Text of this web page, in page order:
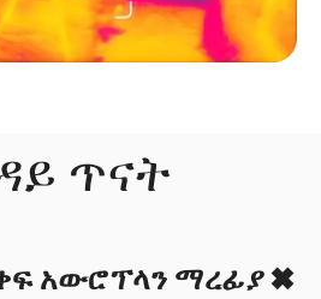
ጥናት
አውሮፕላን ማረፊያ ✖